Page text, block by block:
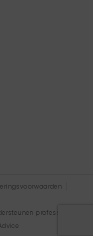
professionals